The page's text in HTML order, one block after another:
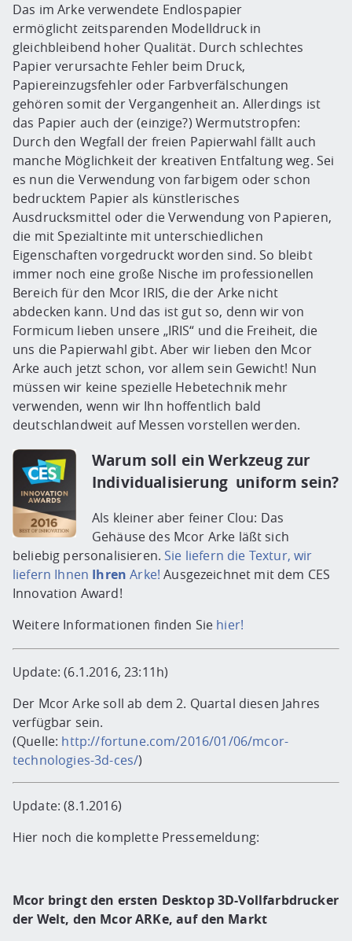
Das im Arke verwendete Endlospapier
ermöglicht zeitsparenden Modelldruck in
gleichbleibend hoher Qualität. Durch schlechtes
Papier verursachte Fehler beim Druck,
Papiereinzugsfehler oder Farbverfälschungen
gehören somit der Vergangenheit an. Allerdings ist
das Papier auch der (einzige?) Wermutstropfen:
Durch den Wegfall der freien Papierwahl fällt auch
manche Möglichkeit der kreativen Entfaltung weg. Sei
es nun die Verwendung von farbigem oder schon
bedrucktem Papier als künstlerisches
Ausdrucksmittel oder die Verwendung von Papieren,
die mit Spezialtinte mit unterschiedlichen
Eigenschaften vorgedruckt worden sind. So bleibt
immer noch eine große Nische im professionellen
Bereich für den Mcor IRIS, die der Arke nicht
abdecken kann. Und das ist gut so, denn wir von
Formicum lieben unsere „IRIS“ und die Freiheit, die
uns die Papierwahl gibt. Aber wir lieben den Mcor
Arke auch jetzt schon, vor allem sein Gewicht! Nun
müssen wir keine spezielle Hebetechnik mehr
verwenden, wenn wir Ihn hoffentlich bald
deutschlandweit auf Messen vorstellen werden.
Warum soll ein Werkzeug zur
Individualisierung uniform sein?
Als kleiner aber feiner Clou: Das
Gehäuse des Mcor Arke läßt sich
beliebig personalisieren. Sie liefern die Textur, wir
liefern Ihnen Ihren Arke! Ausgezeichnet mit dem CES
Innovation Award!
Weitere Informationen finden Sie hier!
Update: (6.1.2016, 23:11h)
Der Mcor Arke soll ab dem 2. Quartal diesen Jahres
verfügbar sein.
(Quelle: http://fortune.com/2016/01/06/mcor-
technologies-3d-ces/)
Update: (8.1.2016)
Hier noch die komplette Pressemeldung:
Mcor bringt den ersten Desktop 3D-Vollfarbdrucker
der Welt, den Mcor ARKe, auf den Markt